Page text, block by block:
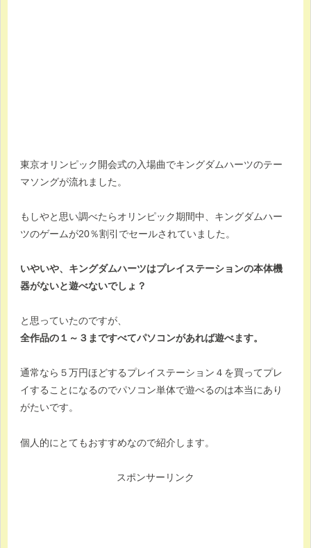
東京オリンピック開会式の入場曲でキングダムハーツのテー
マソングが流れました。
もしやと思い調べたらオリンピック期間中、キングダムハー
ツのゲームが20％割引でセールされていました。
いやいや、キングダムハーツはプレイステーションの本体機
器がないと遊べないでしょ？
と思っていたのですが、
全作品の１～３まですべてパソコンがあれば遊べます。
通常なら５万円ほどするプレイステーション４を買ってプレ
イすることになるのでパソコン単体で遊べるのは本当にあり
がたいです。
個人的にとてもおすすめなので紹介します。
スポンサーリンク